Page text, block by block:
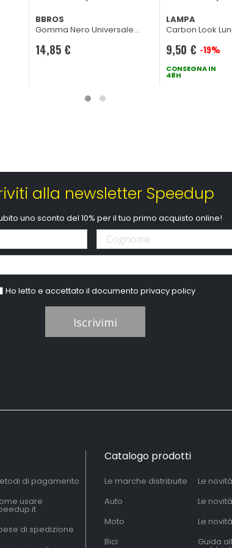
BBROS
Gomma Nero Universale
14,85 €
LAMPA
Carbon Look
Prezzo
speciale
9,50 € -19%
CONSEGNA IN
48H
alla newsletter Speedup
uno sconto del 10% per il tuo primo acquisto online!
Ho letto e accettato il documentoprivacy policy
Iscrivimi
di pagamento
usare
di spedizione
Catalogo prodotti
Le marche distribuite
Auto
Moto
Bici
Le
Le
Le
Guida